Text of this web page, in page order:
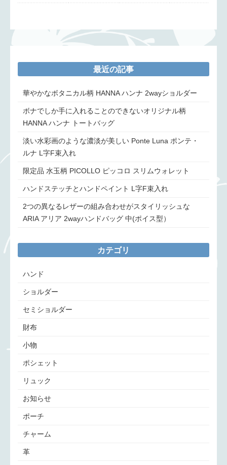
最近の記事
華やかなボタニカル柄 HANNA ハンナ 2wayショルダー
ボナでしか手に入れることのできないオリジナル柄
HANNA ハンナ トートバッグ
淡い水彩画のような濃淡が美しい Ponte Luna ポンテ・
ルナ L字F束入れ
限定品 水玉柄 PICOLLO ピッコロ スリムウォレット
ハンドステッチとハンドペイント L字F束入れ
2つの異なるレザーの組み合わせがスタイリッシュな
ARIA アリア 2wayハンドバッグ 中(ポイス型）
カテゴリ
ハンド
ショルダー
セミショルダー
財布
小物
ポシェット
リュック
お知らせ
ポーチ
チャーム
革